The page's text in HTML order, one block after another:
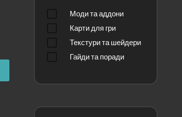
Моди та аддони
Карти для гри
Текстури та шейдери
Гайди та поради